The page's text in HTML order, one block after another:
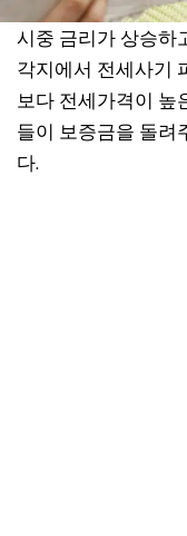
시중 금리가 상승하
각지에서 전세사기
보다 전세가격이 높
들이 보증금을 돌려
다.